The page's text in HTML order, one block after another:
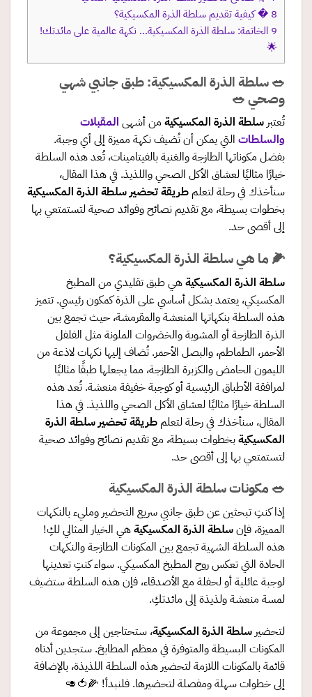
8 � كيفية تقديم سلطة الذرة المكسيكية؟
9 الخاتمة: سلطة الذرة المكسيكية… نكهة عالمية على مائدتك!
🌟
🥗سلطة الذرة المكسيكية: طبق جانبي شهي
وصحي🥗
تُعتبر سلطة الذرة المكسيكية من أشهى المقبلات
والسلطات التي يمكن أن تُضيف نكهة مميزة إلى أي وجبة.
بفضل مكوناتها الطازجة والغنية بالفيتامينات، تُعد هذه السلطة
خيارًا مثاليًا لعشاق الأكل الصحي واللذيذ. في هذا المقال،
سنأخذك في رحلة لتعلم طريقة تحضير سلطة الذرة المكسيكية
بخطوات بسيطة، مع تقديم نصائح وفوائد صحية لتستمتعي بها
إلى أقصى حد.
🌽 ما هي سلطة الذرة المكسيكية؟
سلطة الذرة المكسيكيةهي طبق تقليدي من المطبخ
المكسيكي، يعتمد بشكل أساسي على الذرة كمكون رئيسي. تتميز
هذه السلطة بنكهاتها المنعشة والمقرمشة، حيث تجمع بين
الذرة الطازجة أو المشوية والخضروات الملونة مثل الفلفل
الأحمر، الطماطم، والبصل الأحمر. تُضاف إليها نكهات لاذعة من
الليمون الحامض والكزبرة الطازجة، مما يجعلها طبقًا مثاليًا
لمرافقة الأطباق الرئيسية أو كوجبة خفيفة منعشة. تُعد هذه
السلطة خيارًا مثاليًا لعشاق الأكل الصحي واللذيذ. في هذا
المقال، سنأخذك في رحلة لتعلم طريقة تحضير سلطة الذرة
المكسيكيةبخطوات بسيطة، مع تقديم نصائح وفوائد صحية
لتستمتعي بها إلى أقصى حد.
🥗 مكونات سلطة الذرة المكسيكية
إذا كنتِ تبحثين عن طبق جانبي سريع التحضير ومليء بالنكهات
المميزة، فإنسلطة الذرة المكسيكيةهي الخيار المثالي لكِ!
هذه السلطة الشهية تجمع بين المكونات الطازجة والنكهات
الحادة التي تعكس روح المطبخ المكسيكي. سواء كنتِ تعدينها
لوجبة عائلية أو لحفلة مع الأصدقاء، فإن هذه السلطة ستضيف
لمسة منعشة ولذيذة إلى مائدتكِ.
لتحضير سلطة الذرة المكسيكية، ستحتاجين إلى مجموعة من
المكونات البسيطة والمتوفرة في معظم المطابخ. ستجدين أدناه
قائمة بالمكونات اللازمة لتحضير هذه السلطة اللذيذة، بالإضافة
إلى خطوات سهلة ومفصلة لتحضيرها. فلنبدأ! 🌽🍅🥑